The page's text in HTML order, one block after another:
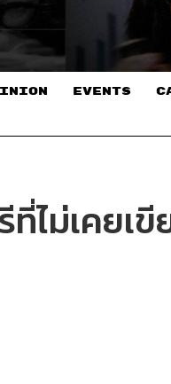
EVENTS
ที่ไม่เคยเ